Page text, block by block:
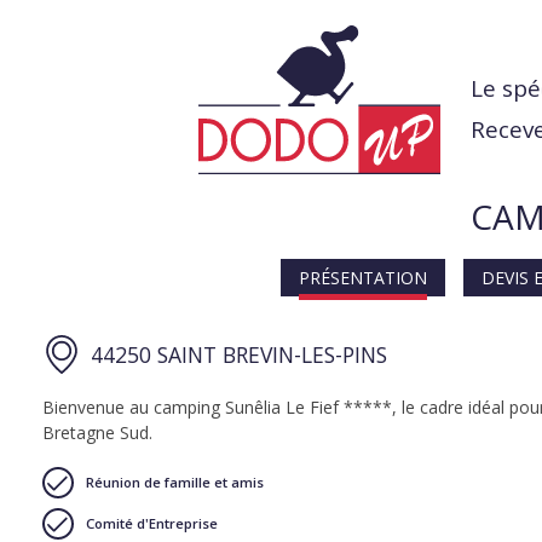
Le
PRÉSENTATION DEVIS
44250 SAINT BREVIN-LES-PINS
Bienvenue au camping Sunêlia Le Fief *****, le cadre idéal
Bretagne Sud.
Réunion de famille et amis
Comité d'Entreprise